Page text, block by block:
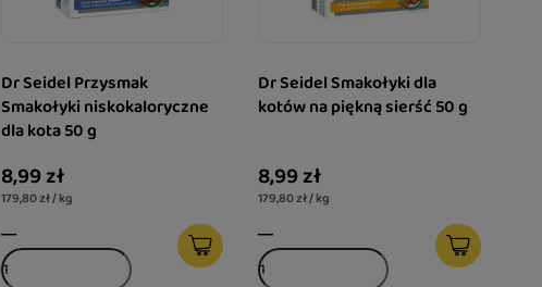
Dr Seidel Przysmak
Smakołyki niskokaloryczne
dla kota 50 g
8,99 zł
179,80 zł / kg
Dr Seidel Smakołyki dla
kotów na piękną sierść 50 g
8,99 zł
179,80 zł / kg